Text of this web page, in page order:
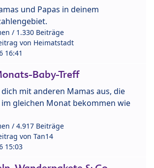
und Papas in deinem
/ 1.330 Beiträge
von Heimatstadt
16:41
Baby-Treff
dich mit anderen Mamas aus, die
im gleichen Monat bekommen wie
/ 4.917 Beiträge
von Tan14
15:03